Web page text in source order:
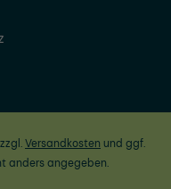
Versandkosten und ggf.
anders angegeben.